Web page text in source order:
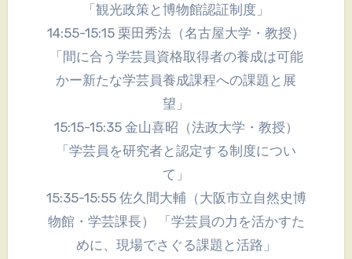
「観光政策と博物館認証制度」
14:55-15:15 栗田秀法（名古屋大学・教授）
「間に合う学芸員資格取得者の養成は可能
かー新たな学芸員養成課程への課題と展
望」
15:15-15:35 金山喜昭（法政大学・教授）
「学芸員を研究者と認定する制度につい
て」
15:35-15:55 佐久間大輔（大阪市立自然史博
物館・学芸課長） 「学芸員の力を活かすた
めに、現場でさぐる課題と活路」